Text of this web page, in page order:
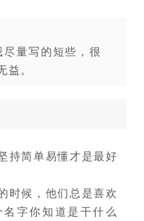
量写的短些，很
。
持简单易懂才是最好
时候，他们总是喜欢
字你知道是干什么